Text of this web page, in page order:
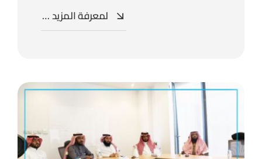
لمعرفة المزيد …